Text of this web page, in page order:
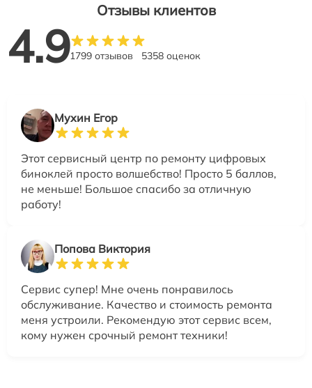
Отзывы клиентов
4.91799 отзывов 5358 оценок
Мухин Егор
Этот сервисный центр по ремонту цифровых
биноклей просто волшебство! Просто 5 баллов,
не меньше! Большое спасибо за отличную
работу!
Попова Виктория
Сервис супер! Мне очень понравилось
обслуживание. Качество и стоимость ремонта
меня устроили. Рекомендую этот сервис всем,
кому нужен срочный ремонт техники!